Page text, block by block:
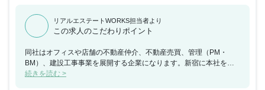
リアルエステートWORKS担当者より
この求人のこだわりポイント
同社はオフィスや店舗の不動産仲介、不動産売買、管理（PM・
BM）、建設工事事業を展開する企業になります。新宿に本社を構
え《総合不動産会社》として、賃貸／売買／管理／工事をメイン事
続きを読む >